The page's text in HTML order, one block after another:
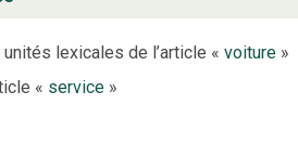
lexicales de l’article «voiture »
« service »